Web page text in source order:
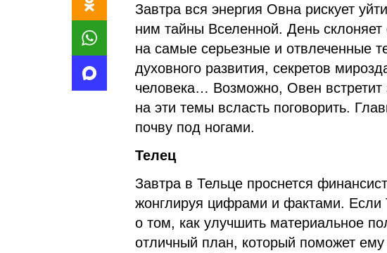
Завтра вся энергия Овна рискует
ним тайны Вселенной. День
на самые серьезные и отвлеченные
духовного развития, секретов
человека… Возможно, Овен
на эти темы всласть поговорить.
почву под ногами.
Телец
Завтра в Тельце проснется
жонглируя цифрами и фактами. Если
о том, как улучшить материальное
отличный план, который поможет